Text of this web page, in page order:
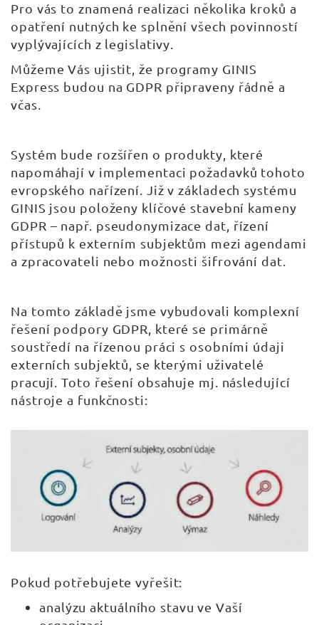
Pro vás to znamená realizaci několika kroků a
opatření nutných ke splnění všech povinností
vyplývajících z legislativy.
Můžeme Vás ujistit, že programy GINIS
Express budou na GDPR připraveny řádně a
včas.
Systém bude rozšířen o produkty, které
napomáhají v implementaci požadavků tohoto
evropského nařízení. Již v základech systému
GINIS jsou položeny klíčové stavební kameny
GDPR – např. pseudonymizace dat, řízení
přístupů k externím subjektům mezi agendami
a zpracovateli nebo možnosti šifrování dat.
Na tomto základě jsme vybudovali komplexní
řešení podpory GDPR, které se primárně
soustředí na řízenou práci s osobními údaji
externích subjektů, se kterými uživatelé
pracují. Toto řešení obsahuje mj. následující
nástroje a funkčnosti:
Pokud potřebujete vyřešit:
analýzu aktuálního stavu ve Vaší